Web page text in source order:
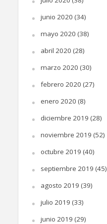
junio 2020 (34)
mayo 2020 (38)
abril 2020 (28)
marzo 2020 (30)
febrero 2020 (27)
enero 2020 (8)
diciembre 2019 (28)
noviembre 2019 (52)
octubre 2019 (40)
septiembre 2019 (45)
agosto 2019 (39)
julio 2019 (33)
junio 2019 (29)